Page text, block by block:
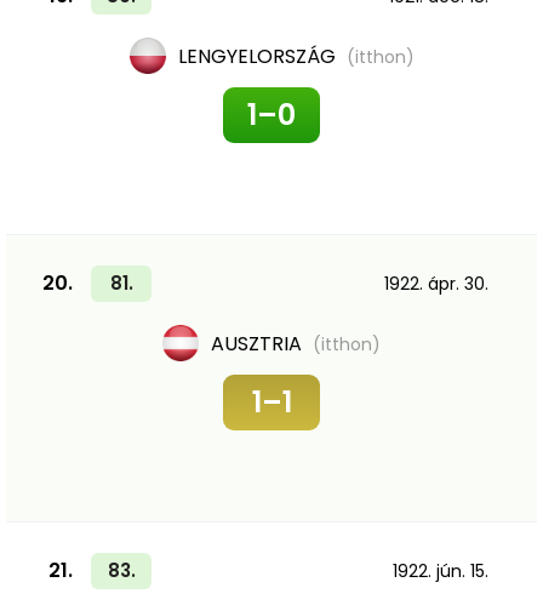
LENGYELORSZÁG (itthon)
1–0
20. 81. 1922. ápr. 30.
AUSZTRIA (itthon)
1–1
21. 83. 1922. jún. 15.